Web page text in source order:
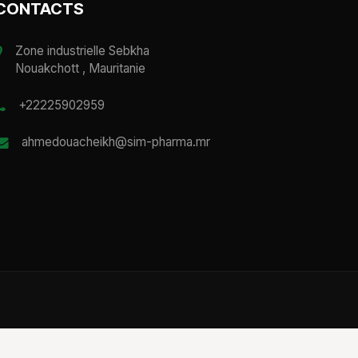
Zone industrielle Sebkha
Nouakchott , Mauritanie
+22225902959
ahmedouacheikh@sim-pharma.mr